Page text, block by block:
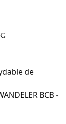
de
BCB -